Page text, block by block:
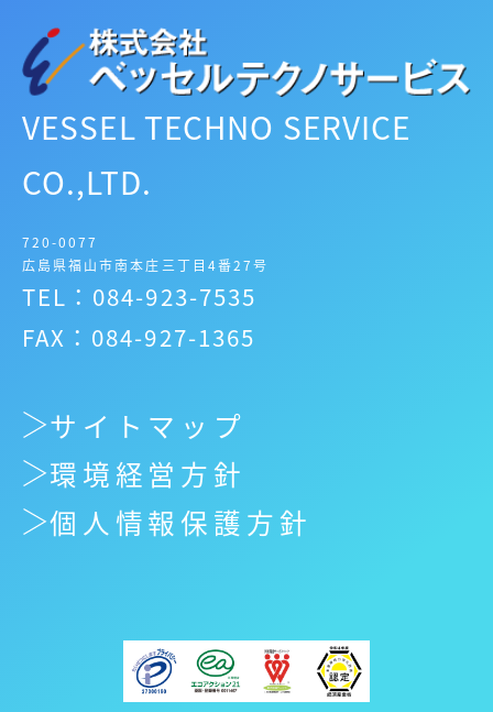
VESSEL TECHNO SERVICE
CO.,LTD.
720-0077
広島県福山市南本庄三丁目4番27号
TEL：084-923-7535
FAX：084-927-1365
サイトマップ
環境経営方針
個人情報保護方針